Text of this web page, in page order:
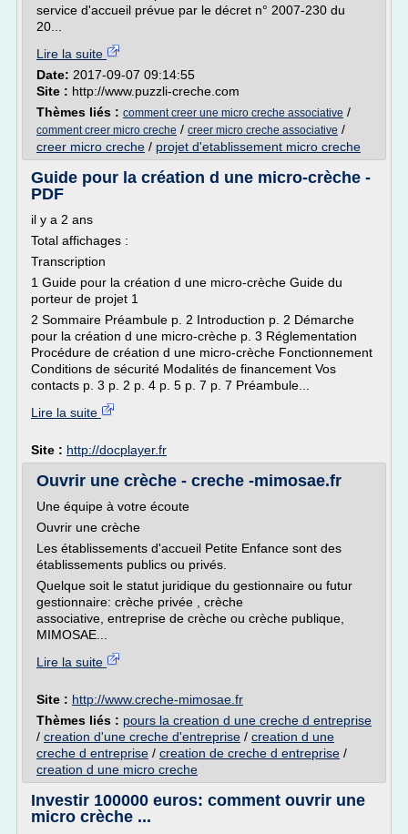
service d'accueil prévue par le décret n° 2007-230 du
20...
Lire la suite
Date: 2017-09-07 09:14:55
Site : http://www.puzzli-creche.com
Thèmes liés : comment creer une micro creche associative /
comment creer micro creche / creer micro creche associative /
creer micro creche / projet d'etablissement micro creche
Guide pour la création d une micro-crèche -
PDF
il y a 2 ans
Total affichages :
Transcription
1 Guide pour la création d une micro-crèche Guide du
porteur de projet 1
2 Sommaire Préambule p. 2 Introduction p. 2 Démarche
pour la création d une micro-crèche p. 3 Réglementation
Procédure de création d une micro-crèche Fonctionnement
Conditions de sécurité Modalités de financement Vos
contacts p. 3 p. 2 p. 4 p. 5 p. 7 p. 7 Préambule...
Lire la suite
Site : http://docplayer.fr
Ouvrir une crèche - creche -mimosae.fr
Une équipe à votre écoute
Ouvrir une crèche
Les établissements d'accueil Petite Enfance sont des
établissements publics ou privés.
Quelque soit le statut juridique du gestionnaire ou futur
gestionnaire: crèche privée , crèche
associative, entreprise de crèche ou crèche publique,
MIMOSAE...
Lire la suite
Site : http://www.creche-mimosae.fr
Thèmes liés : pours la creation d une creche d entreprise
/ creation d'une creche d'entreprise / creation d une
creche d entreprise / creation de creche d entreprise /
creation d une micro creche
Investir 100000 euros: comment ouvrir une
micro crèche ...